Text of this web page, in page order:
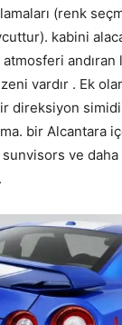
(renk
kabini
vardır . Ek
direksiyon
bir Alcantara
sunvisors ve daha